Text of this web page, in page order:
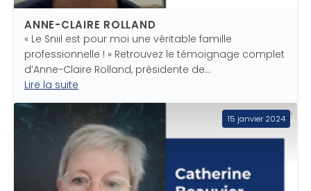
ANNE-CLAIRE ROLLAND
« Le Sniil est pour moi une véritable famille
professionnelle ! » Retrouvez le témoignage complet
d’Anne-Claire Rolland, présidente de…
Lire la suite
15 janvier 2024